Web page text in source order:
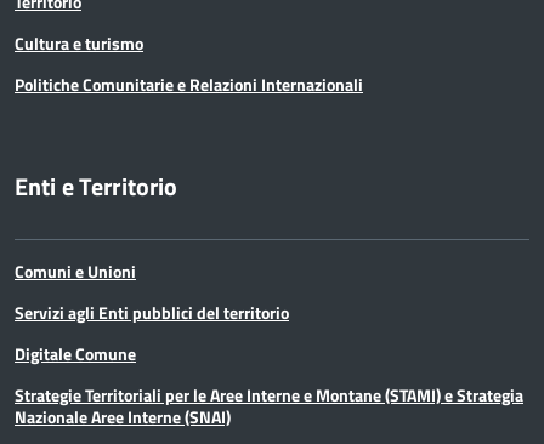
Cultura e turismo
Politiche Comunitarie e Relazioni Internazionali
Enti e Territorio
Comuni e Unioni
Servizi agli Enti pubblici del territorio
Digitale Comune
Strategie Territoriali per le Aree Interne e Montane (STAMI) e Strategia
Nazionale Aree Interne (SNAI)